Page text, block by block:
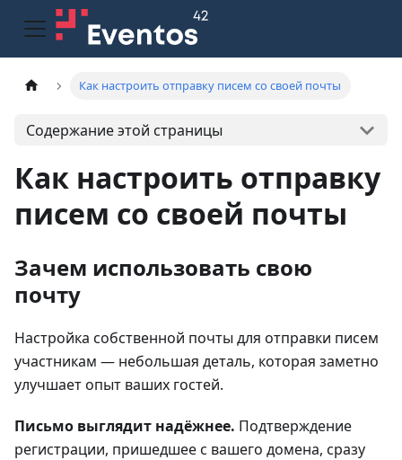
Как настроить отправку писем со своей почты
Содержание этой страницы
Как настроить отправку
писем со своей почты
Зачем использовать свою
почту
Настройка собственной почты для отправки писем
участникам — небольшая деталь, которая заметно
улучшает опыт ваших гостей.
Письмо выглядит надёжнее. Подтверждение
регистрации, пришедшее с вашего домена, сразу